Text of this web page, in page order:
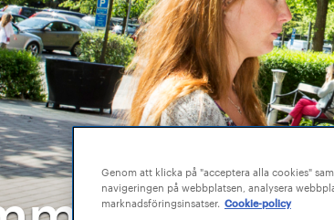
Genom att klicka på "acceptera alla cookies"
navigeringen på webbplatsen, analysera
marknadsföringsinsatser. Cookie-policy